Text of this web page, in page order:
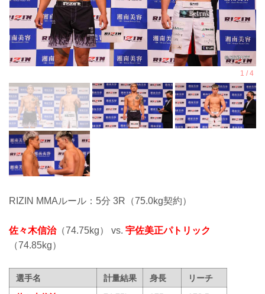
RIZIN MMAルール：5分 3R（75.0kg契約）
佐々木信治（74.75kg） vs. 宇佐美正パトリック
（74.85kg）
選手名 計量結果 身長
リーチ